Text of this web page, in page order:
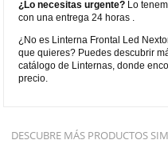
¿Lo necesitas urgente? Lo
con una entrega 24 horas .
¿No es Linterna Frontal Led
que quieres? Puedes descubrir
catálogo de Linternas, donde
precio.
DESCUBRE MÁS PRODUCTOS